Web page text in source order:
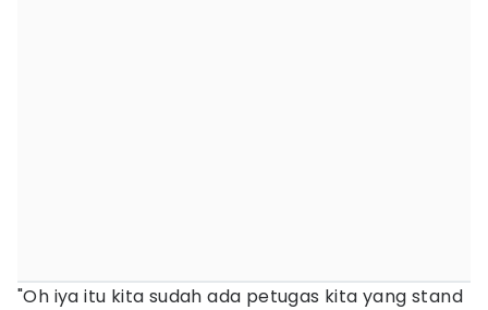
"Oh iya itu kita sudah ada petugas kita yang stand